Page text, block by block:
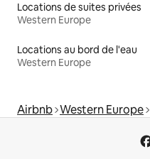
Locations de suites privées
Western Europe
Locations au bord de l'eau
Western Europe
Airbnb Western Europe